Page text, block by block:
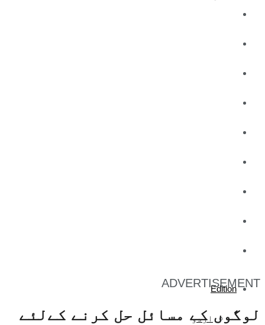
Edition
اردو
ADVERTISEMENT
لوگوں کے مسائل حل کرنے کےلئے